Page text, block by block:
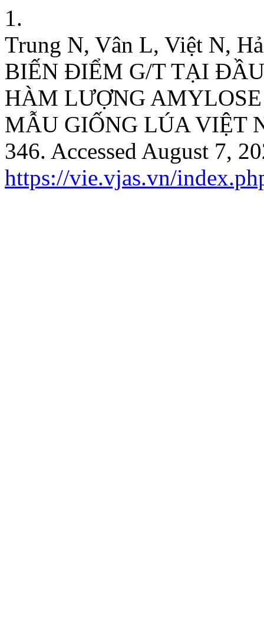
1.
Trung N, Vân L, Việt N,
BIẾN ĐIỂM G/T TẠI ĐẦU
HÀM LƯỢNG
MẪU GIỐNG LÚA VIỆT
346. Accessed August 7,
https://vie.vjas.vn/